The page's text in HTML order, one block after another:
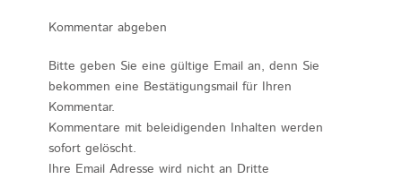
Kommentar abgeben
Bitte geben Sie eine gültige Email an, denn Sie
bekommen eine Bestätigungsmail für Ihren
Kommentar.
Kommentare mit beleidigenden Inhalten werden
sofort gelöscht.
Ihre Email Adresse wird nicht an Dritte